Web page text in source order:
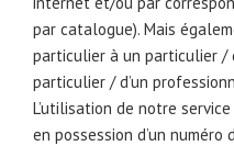
par catalogue). Mais
particulier à un particulier /
particulier / d’un
L’utilisation de notre
en possession d’un